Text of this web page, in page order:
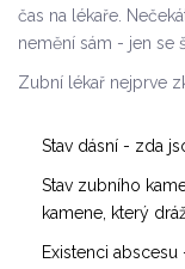
čas na lékaře.
nemění sám - jen se
Zubní lékař nejprve
Stav dásní - zda
Stav zubního
kamene, který
Existenci